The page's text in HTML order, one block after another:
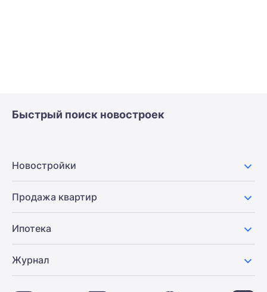
Быстрый поиск новостроек
Новостройки
Продажа квартир
Ипотека
Журнал